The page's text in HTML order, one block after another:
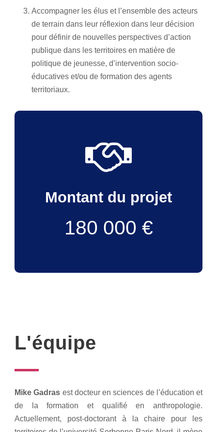
Accompagner les élus et l’ensemble des acteurs
de terrain dans leur réflexion dans leur décision
pour définir de nouvelles perspectives d’action
publique dans les territoires en matière de
politique de jeunesse, d’intervention socio-
éducatives et/ou de formation des agents
territoriaux.
Montant du projet
180 000 €
L'équipe
Mike Gadras est docteur en sciences de l’éducation et
de la formation et qualifié en anthropologie.
Actuellement, post-doctorant à la chaire pour les